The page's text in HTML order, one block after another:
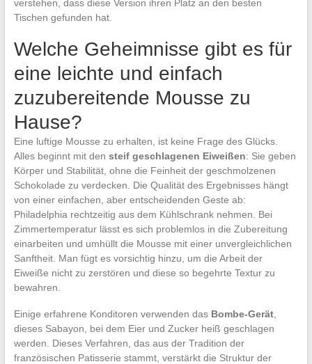
verstehen, dass diese Version ihren Platz an den besten
Tischen gefunden hat.
Welche Geheimnisse gibt es für
eine leichte und einfach
zuzubereitende Mousse zu
Hause?
Eine luftige Mousse zu erhalten, ist keine Frage des Glücks.
Alles beginnt mit den steif geschlagenen Eiweißen: Sie geben
Körper und Stabilität, ohne die Feinheit der geschmolzenen
Schokolade zu verdecken. Die Qualität des Ergebnisses hängt
von einer einfachen, aber entscheidenden Geste ab:
Philadelphia rechtzeitig aus dem Kühlschrank nehmen. Bei
Zimmertemperatur lässt es sich problemlos in die Zubereitung
einarbeiten und umhüllt die Mousse mit einer unvergleichlichen
Sanftheit. Man fügt es vorsichtig hinzu, um die Arbeit der
Eiweiße nicht zu zerstören und diese so begehrte Textur zu
bewahren.
Einige erfahrene Konditoren verwenden das Bombe-Gerät,
dieses Sabayon, bei dem Eier und Zucker heiß geschlagen
werden. Dieses Verfahren, das aus der Tradition der
französischen Patisserie stammt, verstärkt die Struktur der